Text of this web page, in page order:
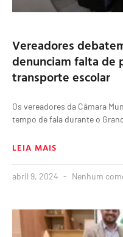
Vereadores
denunciam falta de
transporte escolar
Os vereadores da Câmara
tempo de fala durante o
LEIA MAIS
abril 9, 2024 Nenhum